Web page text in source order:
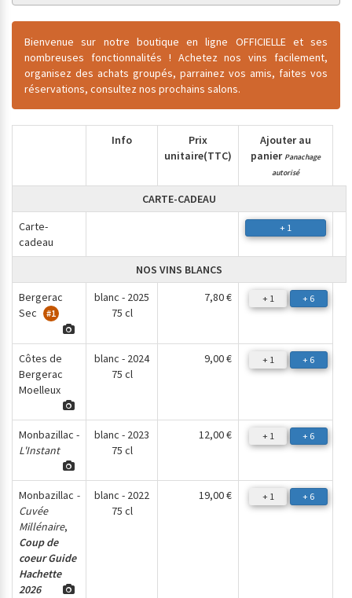
Bienvenue sur notre boutique en ligne OFFICIELLE et ses
nombreuses fonctionnalités ! Achetez nos vins facilement,
organisez des achats groupés, parrainez vos amis, faites vos
réservations, consultez nos prochains salons.
Info
Prix
unitaire(TTC)
Ajouter au
panier Panachage
autorisé
CARTE-CADEAU
Carte-
cadeau
+ 1
NOS VINS BLANCS
Bergerac
Sec
#1
blanc - 2025
75 cl
7,80 € + 1 + 6
Côtes de
Bergerac
Moelleux
blanc - 2024
75 cl
9,00 € + 1 + 6
Monbazillac -
L'Instant
blanc - 2023
75 cl
12,00 € + 1 + 6
Monbazillac -
Cuvée
Millénaire,
Coup de
coeur Guide
Hachette
2026
blanc - 2022
75 cl
19,00 € + 1 + 6